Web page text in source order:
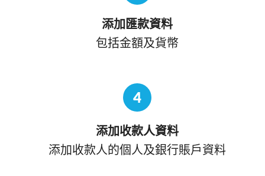
添加匯款資料
包括金額及貨幣
4
添加收款人資料
添加收款人的個人及銀行賬戶資料